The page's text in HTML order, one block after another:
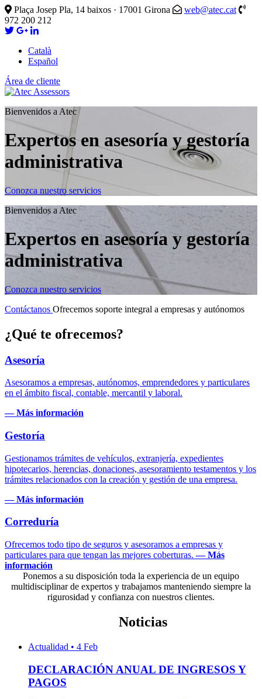
Plaça Josep Pla, 14 baixos · 17001 Girona
web@atec.cat
972 200 212
Català
Español
Área de cliente
Bienvenidos a Atec
Expertos en asesoría y gestoría
administrativa
Conozca nuestro servicios
Bienvenidos a Atec
Expertos en asesoría y gestoría
administrativa
Conozca nuestro servicios
Contáctanos Ofrecemos soporte integral a empresas y autónomos
¿Qué te ofrecemos?
Asesoría
Asesoramos a empresas, autónomos, emprendedores y particulares
en el ámbito fiscal, contable, mercantil y laboral.
— Más información
Gestoría
Gestionamos trámites de vehículos, extranjería, expedientes
hipotecarios, herencias, donaciones, asesoramiento testamentos y los
trámites relacionados con la creación y gestión de una empresa.
— Más información
Correduría
Ofrecemos todo tipo de seguros y asesoramos a empresas y
particulares para que tengan las mejores coberturas.— Más
información
Ponemos a su disposición toda la experiencia de un equipo
multidisciplinar de expertos y trabajamos manteniendo siempre la
rigurosidad y confianza con nuestros clientes.
Noticias
Actualidad • 4 Feb
DECLARACIÓN ANUAL DE INGRESOS Y
PAGOS